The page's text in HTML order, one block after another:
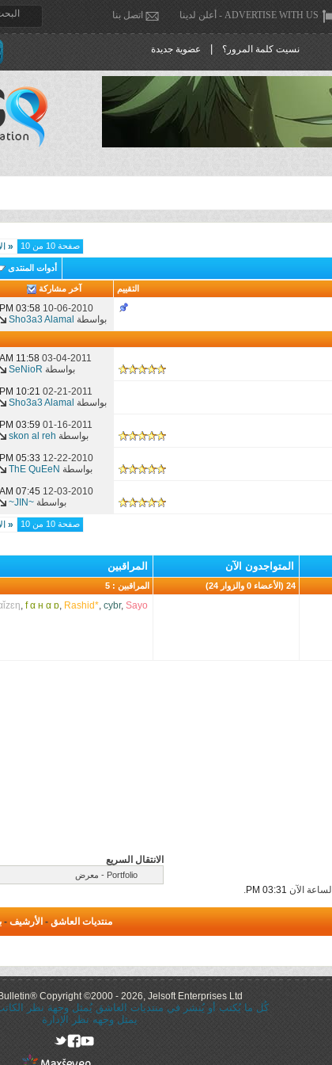
ADVERTISE WITH US - أعلن لدينا اتصل بنا
نسيت كلمة المرور؟ عضوية جديدة
صفحة 10 من 10 «
أدوات المنتدى
التقييم آخر مشاركة
10-06-2010
03:58 PM
بواسطة Sho3a3 Alamal
03-04-2011
11:58 AM
بواسطة SeNioR
02-21-2011
10:21 PM
بواسطة Sho3a3 Alamal
01-16-2011
03:59 PM
بواسطة skon al reh
12-22-2010
05:33 PM
بواسطة ThE QuEeN
12-03-2010
07:45 AM
بواسطة ~JIN~
صفحة 10 من 10 «
المتواجدون الآن المراقبين
24 (الأعضاء 0 والزوار 24) المراقبين : 5
, f α н α ɒ, Rashid*, cybr, Sayo
الانتقال السريع
الساعة الآن 03:31 PM
.
منتديات العاشق - الأرشيف -
Copyright ©2000 - 2026, Jelsoft Enterprises Ltd.
كُل ما يُكتب أو يُنشر في منتديات العاشق يُمثل وجهة نظر
يمثل وجهه نظر الإدارة